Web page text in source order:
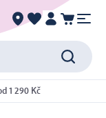
1 290 Kč